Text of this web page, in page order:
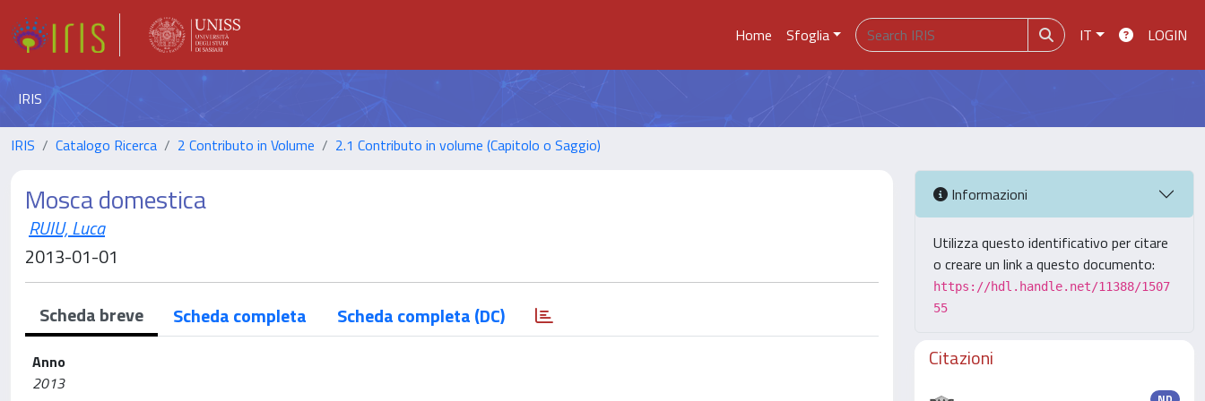
Home Sfoglia IT LOGIN
IRIS
IRIS Catalogo Ricerca 2 Contributo in Volume 2.1 Contributo in volume (Capitolo o Saggio)
Mosca domestica
RUIU, Luca
2013-01-01
Scheda breve Scheda completa Scheda completa (DC)
Anno
2013
Informazioni
Utilizza questo identificativo per citare
o creare un link a questo documento:
https://hdl.handle.net/11388/1507
55
Citazioni